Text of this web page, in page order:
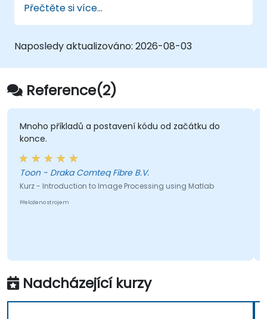
ale především zdůraznit široké možnosti
MATLABu jako nástroje určeného k simulaci
skutečných problémů. Uvedené příklady
nejsou pouhým aplikováním jednotlivých
příkazů, nýbrž reprezentují reálné výzvy, se
kterými se inženýři v praxi setkávají.
Přečtěte si více...
Naposledy aktualizováno: 2026-08-03
Reference(2)
Mnoho příkladů a postavení kódu od začátku do
konce.
Toon - Draka Comteq Fibre B.V.
Kurz - Introduction to Image Processing using Matlab
Přeloženo strojem
Nadcházející kurzy